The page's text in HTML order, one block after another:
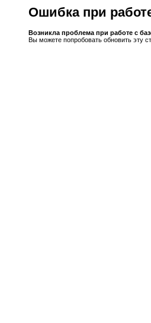
Ошибка при
Возникла проблема при работе с
Вы можете попробовать обновить эту